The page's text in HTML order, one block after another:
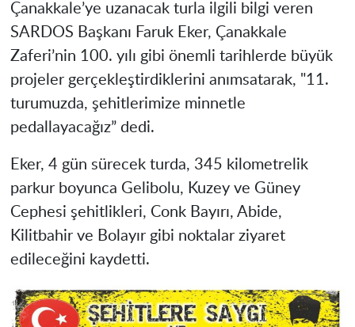
Çanakkale’ye uzanacak turla ilgili bilgi veren
SARDOS Başkanı Faruk Eker, Çanakkale
Zaferi’nin 100. yılı gibi önemli tarihlerde büyük
projeler gerçekleştirdiklerini anımsatarak, "11.
turumuzda, şehitlerimize minnetle
pedallayacağız” dedi.
Eker, 4 gün sürecek turda, 345 kilometrelik
parkur boyunca Gelibolu, Kuzey ve Güney
Cephesi şehitlikleri, Conk Bayırı, Abide,
Kilitbahir ve Bolayır gibi noktalar ziyaret
edileceğini kaydetti.